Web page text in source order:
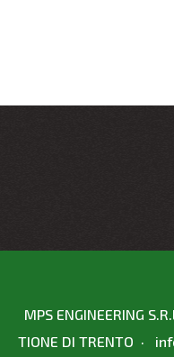
MPS ENGINEERING
TIONE DI TRENTO ·